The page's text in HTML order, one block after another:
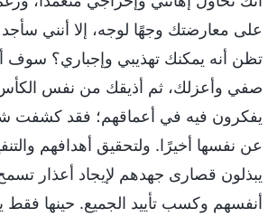
على معارضتك وجهًا لوجه، إلا أنني سأجد
تظن أنه يمكنك تهذيبي وإجباري؟ سوف
صفي وأعزلك، ثم أذيقك من نفس
يفكرون فيه في أعماقهم؛ فقد كشفت
عن نفسها أخيرًا. ولتحقيق أهدافهم
يبذلون قصارى جهدهم لإيجاد أعذار تسمح
أنفسهم وكسب تأييد الجميع. حينها فقط